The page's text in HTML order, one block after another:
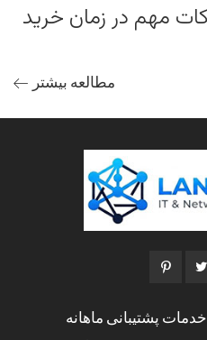
مهم در زمان خرید
مطالعه بیشتر
پشتیبانی ماهانه